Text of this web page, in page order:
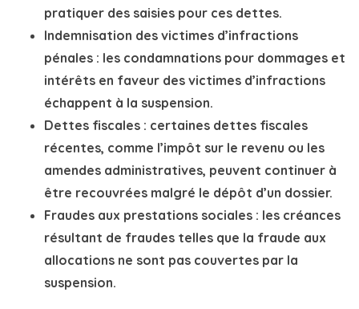
pratiquer des saisies pour ces dettes.
Indemnisation des victimes d’infractions
pénales : les condamnations pour dommages et
intérêts en faveur des victimes d’infractions
échappent à la suspension.
Dettes fiscales : certaines dettes fiscales
récentes, comme l’impôt sur le revenu ou les
amendes administratives, peuvent continuer à
être recouvrées malgré le dépôt d’un dossier.
Fraudes aux prestations sociales : les créances
résultant de fraudes telles que la fraude aux
allocations ne sont pas couvertes par la
suspension.